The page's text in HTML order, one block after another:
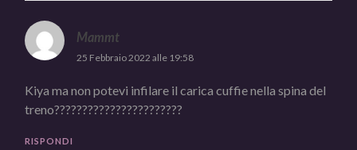
Mammt
25 Febbraio 2022 alle 19:58
Kiya ma non potevi infilare il carica cuffie nella spina del
treno???????????????????????
RISPONDI